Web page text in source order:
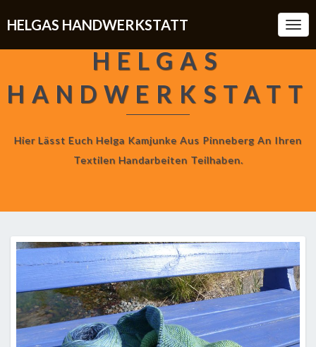
HELGAS HANDWERKSTATT
HELGAS
HANDWERKSTATT
Hier Lässt Euch Helga Kamjunke Aus Pinneberg An Ihren
Textilen Handarbeiten Teilhaben.